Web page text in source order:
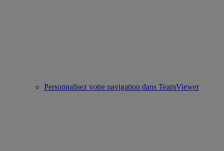
Personnalisez votre navigation dans TeamViewer